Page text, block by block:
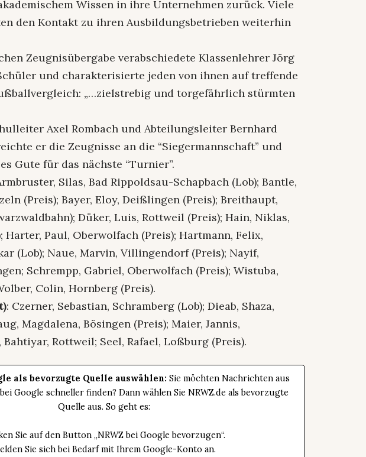
Wissen in ihre Unternehmen zurück. Viele
den Kontakt zu ihren Ausbildungsbetrieben weiterhin
Zeugnisübergabe verabschiedete Klassenlehrer Jörg
und charakterisierte jeden von ihnen auf treffende
„…zielstrebig und torgefährlich stürmten
Axel Rombach und Abteilungsleiter Bernhard
er die Zeugnisse an die “Siegermannschaft” und
Gute für das nächste “Turnier”.
Silas, Bad Rippoldsau-Schapbach (Lob); Bantle,
(Preis); Bayer, Eloy, Deißlingen (Preis); Breithaupt,
Düker, Luis, Rottweil (Preis); Hain, Niklas,
Harter, Paul, Oberwolfach (Preis); Hartmann, Felix,
(Lob); Naue, Marvin, Villingendorf (Preis); Nayif,
Schrempp, Gabriel, Oberwolfach (Preis); Wistuba,
Colin, Hornberg (Preis).
: Czerner, Sebastian, Schramberg (Lob); Dieab, Shaza,
Magdalena, Bösingen (Preis); Maier, Jannis,
Bahtiyar, Rottweil; Seel, Rafael, Loßburg (Preis).
als bevorzugte Quelle auswählen: Sie möchten Nachrichten aus
Google schneller finden? Dann wählen Sie NRWZ.de als bevorzugte
Quelle aus. So geht es:
Sie auf den Button „NRWZ bei Google bevorzugen“.
Sie sich bei Bedarf mit Ihrem Google-Konto an.